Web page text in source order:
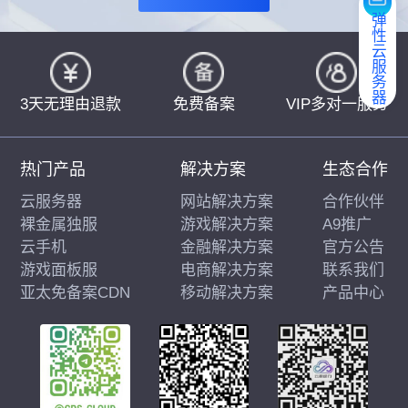
弹性云服务器
3天无理由退款 免费备案 VIP多对一服务
热门产品
云服务器
裸金属独服
云手机
游戏面板服
亚太免备案CDN
解决方案
网站解决方案
游戏解决方案
金融解决方案
电商解决方案
移动解决方案
生态合作
合作伙伴
A9推广
官方公告
联系我们
产品中心